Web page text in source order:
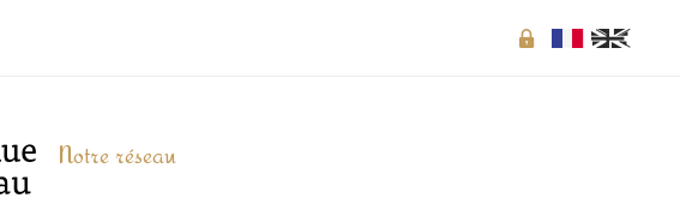
Extranet
Notre réseau